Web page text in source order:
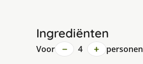
Ingrediënten
Voor − 4 + personen